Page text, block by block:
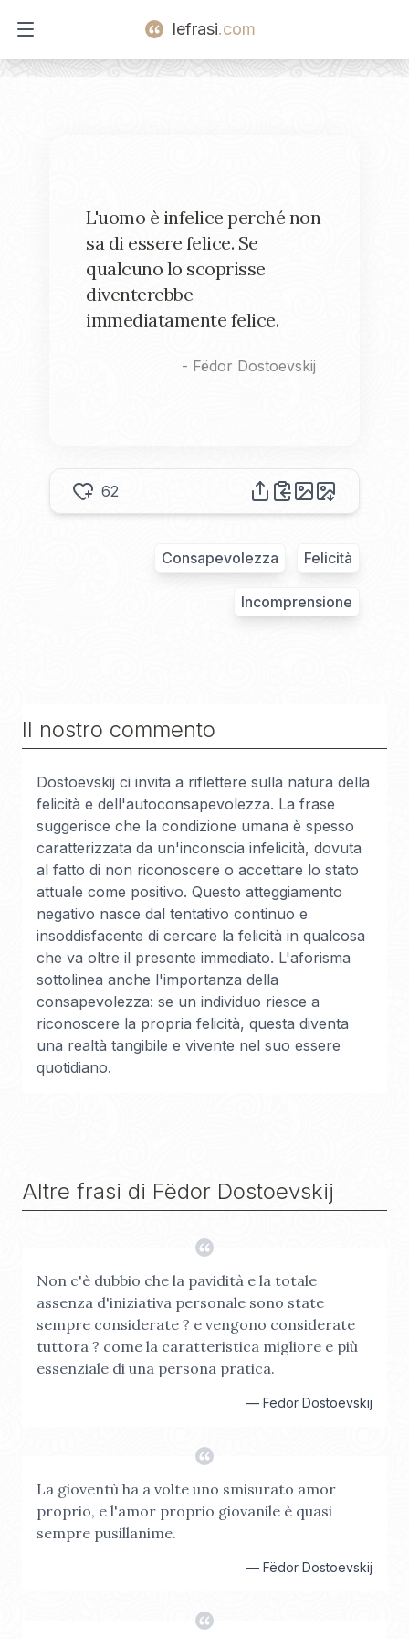
Open main menu
lefrasi.com
L'uomo è infelice perché non
sa di essere felice. Se
qualcuno lo scoprisse
diventerebbe
immediatamente felice.
- Fëdor Dostoevskij
62
Consapevolezza Felicità
Incomprensione
Il nostro commento
Dostoevskij ci invita a riflettere sulla natura della
felicità e dell'autoconsapevolezza. La frase
suggerisce che la condizione umana è spesso
caratterizzata da un'inconscia infelicità, dovuta
al fatto di non riconoscere o accettare lo stato
attuale come positivo. Questo atteggiamento
negativo nasce dal tentativo continuo e
insoddisfacente di cercare la felicità in qualcosa
che va oltre il presente immediato. L'aforisma
sottolinea anche l'importanza della
consapevolezza: se un individuo riesce a
riconoscere la propria felicità, questa diventa
una realtà tangibile e vivente nel suo essere
quotidiano.
Altre frasi di Fëdor Dostoevskij
Non c'è dubbio che la pavidità e la totale
assenza d'iniziativa personale sono state
sempre considerate ? e vengono considerate
tuttora ? come la caratteristica migliore e più
essenziale di una persona pratica.
— Fëdor Dostoevskij
La gioventù ha a volte uno smisurato amor
proprio, e l'amor proprio giovanile è quasi
sempre pusillanime.
— Fëdor Dostoevskij